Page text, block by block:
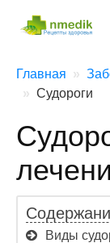
Главная
Судороги
Виды